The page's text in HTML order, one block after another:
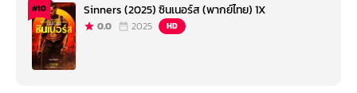
#10 Sinners (2025) ซินเนอร์ส (พากย์ไทย) 1X
0.0 2025 HD